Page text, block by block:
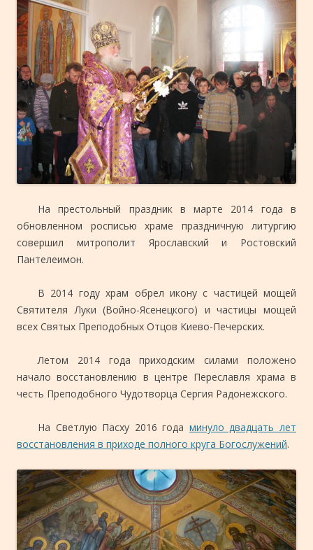
На престольный праздник в марте 2014 года в
обновленном росписью храме праздничную литургию
совершил митрополит Ярославский и Ростовский
Пантелеимон.
В 2014 году храм обрел икону с частицей мощей
Святителя Луки (Войно-Ясенецкого) и частицы мощей
всех Святых Преподобных Отцов Киево-Печерских.
Летом 2014 года приходским силами положено
начало восстановлению в центре Переславля храма в
честь Преподобного Чудотворца Сергия Радонежского.
На Светлую Пасху 2016 года минуло двадцать лет
восстановления в приходе полного круга Богослужений.